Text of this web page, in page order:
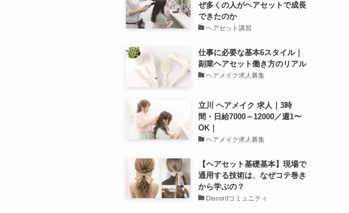
ぜ多くの人がヘアセットで成長
できたのか
ヘアセット講習
仕事に必要な基本6スタイル｜
副業ヘアセット働き方のリアル
ヘアメイク求人募集
立川 ヘアメイク 求人｜3時
間・日給7000～12000／週1〜
OK｜
ヘアメイク求人募集
【ヘアセット基礎基本】現場で
通用する技術は、なぜコテ巻き
から学ぶの？
Discordコミュニティ